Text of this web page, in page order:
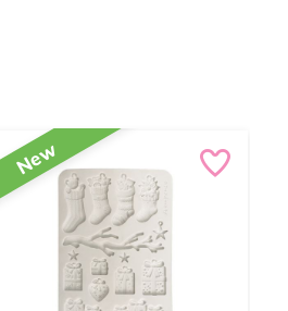
New